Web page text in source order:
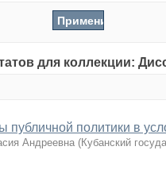
для коллекции:
публичной политики в
Андреевна (Кубанский